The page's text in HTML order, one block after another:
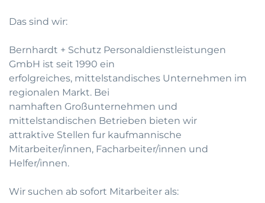
Das sind wir:
Bernhardt + Schutz Personaldienstleistungen
GmbH ist seit 1990 ein
erfolgreiches, mittelstandisches Unternehmen im
regionalen Markt. Bei
namhaften Großunternehmen und
mittelstandischen Betrieben bieten wir
attraktive Stellen fur kaufmannische
Mitarbeiter/innen, Facharbeiter/innen und
Helfer/innen.
Wir suchen ab sofort Mitarbeiter als: